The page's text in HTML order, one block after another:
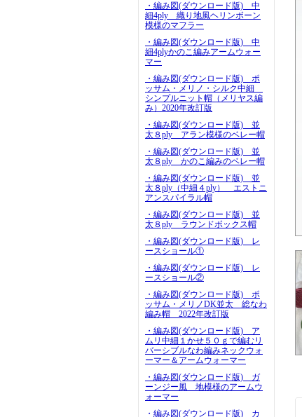
・編み図(ダウンロード版) 中
細4ply 織り地風ヘリンボーン
模様のマフラー
・編み図(ダウンロード版) 中
細4plyかのこ編みアームウォー
マー
・編み図(ダウンロード版) ポ
ッサム・メリノ・シルク中細
シンプルニット帽（メリヤス編
み）2020年改訂版
・編み図(ダウンロード版) 並
太８ply アラン模様のベレー帽
・編み図(ダウンロード版) 並
太８ply かのこ編みのベレー帽
・編み図(ダウンロード版) 並
太８ply（中細４ply） エストニ
アンスパイラル帽
・編み図(ダウンロード版) 並
太８ply ラウンドボックス帽
・編み図(ダウンロード版) レ
ースショール①
・編み図(ダウンロード版) レ
ースショール②
・編み図(ダウンロード版) ポ
ッサム・メリノDK並太 総なわ
編み帽 2022年改訂版
・編み図(ダウンロード版) ア
ムリ中細１かせ５０ｇで編むリ
バーシブルなわ編みネックウォ
ーマー＆アームウォーマー
・編み図(ダウンロード版) ガ
ーンジー風 地模様のアームウ
ォーマー
・編み図(ダウンロード版) カ